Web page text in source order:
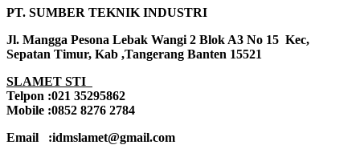
PT. SUMBER TEKNIK INDUSTRI
Jl. Mangga Pesona Lebak Wangi 2 Blok A3 No 15 Kec,
Sepatan Timur, Kab ,Tangerang Banten 15521
SLAMET STI
Telpon :021 35295862
Mobile :0852 8276 2784
Email :idmslamet@gmail.com